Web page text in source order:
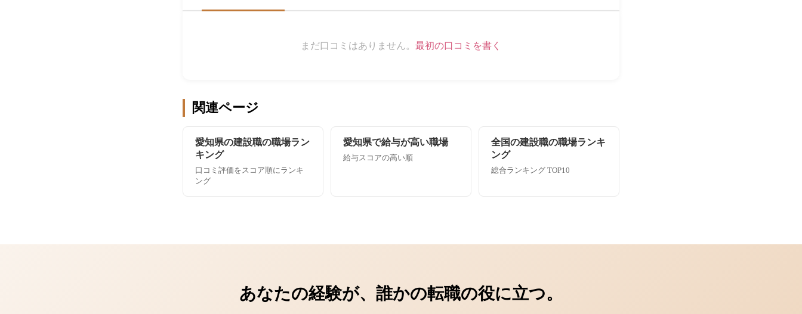
まだ口コミはありません。 最初の口コミを書く
関連ページ
愛知県の建設職の職場ラン
キング
口コミ評価をスコア順にランキ
ング
愛知県で給与が高い職場
給与スコアの高い順
全国の建設職の職場ランキ
ング
総合ランキング TOP10
あなたの経験が、誰かの転職の役に立つ。